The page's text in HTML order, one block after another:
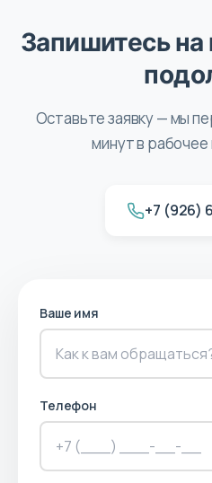
Запишитесь
Оставьте заявку — мы
минут в
+7 (926)
Ваше имя
Телефон